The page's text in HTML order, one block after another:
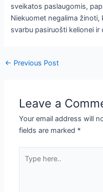
sveikatos paslaugomis,
Niekuomet negalima
svarbu pasiruošti kelionei ir
← Previous Post
Leave a
Your email address will
fields are marked *
here..